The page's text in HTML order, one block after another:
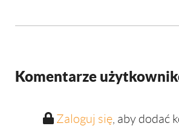
Komentarze
Zaloguj się, aby dodać